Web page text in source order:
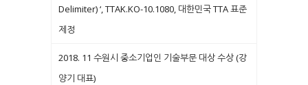
Delimiter) ‘, TTAK.KO-10.1080, 대한민국 TTA 표준
제정
2018. 11 수원시 중소기업인 기술부문 대상 수상 (강
양기 대표)